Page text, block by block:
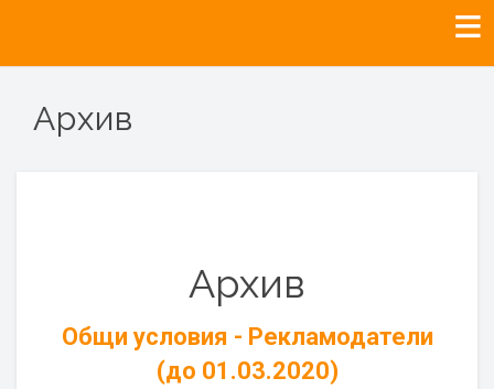
Архив
Архив
Общи условия - Рекламодатели
(до 01.03.2020)